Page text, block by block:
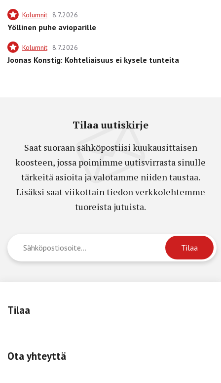
Kolumnit 8.7.2026
Yöllinen puhe avioparille
Kolumnit 8.7.2026
Joonas Konstig: Kohteliaisuus ei kysele tunteita
Tilaa uutiskirje
Saat suoraan sähköpostiisi kuukausittaisen
koosteen, jossa poimimme uutisvirrasta sinulle
tärkeitä asioita ja valotamme niiden taustaa.
Lisäksi saat viikottain tiedon verkkolehtemme
tuoreista jutuista.
Tilaa
Ota yhteyttä